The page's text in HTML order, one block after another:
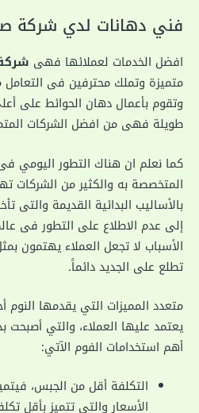
فني دهانات لدي شركة
افضل الخدمات لعملائها فهى
متميزة وتملك محترفين فى التعامل
وتقوم بأعمال دهان الحوائط على
طويلة فهى من افضل الشركات
كما نعلم ان هناك التطور اليومي
المتخصصة به والكثير من الشركات
بالأساليب البدائية القديمة والتى
إلى عدم الاطلاع على التطور فى
الأسباب لا تجعل العملاء يهتمون
تطلع على الجديد دائماً.
متعدد المميزات التي يقدمها النوم
يعتمد عليها العملاء، والتي أصبحت
أهم استخدامات الفوم الآتي:
التكلفة أقل من الجبس،
الأسعار والتي تتميز بأقل